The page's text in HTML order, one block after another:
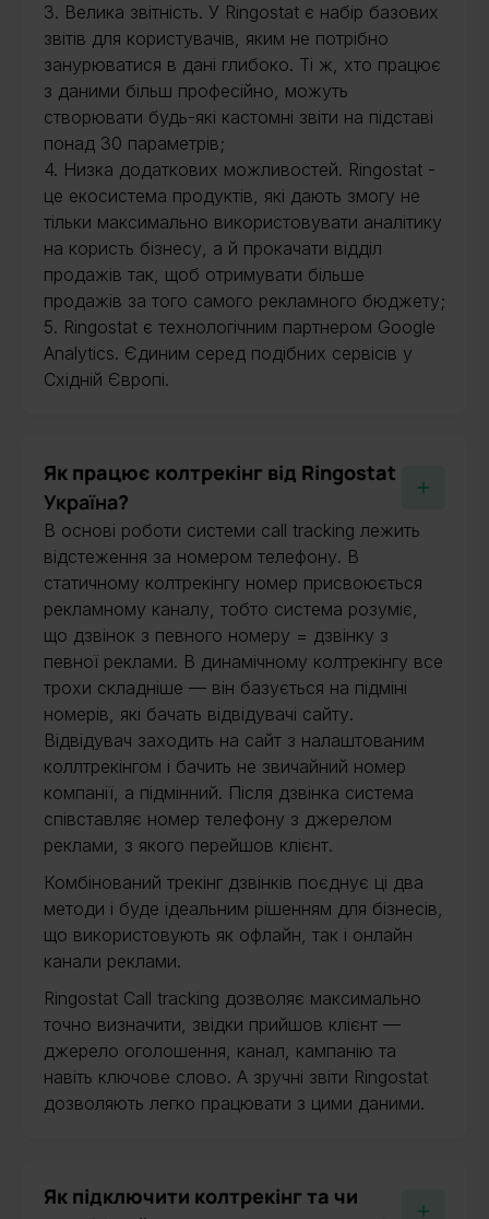
3. Велика звітність. У Ringostat є набір базових
звітів для користувачів, яким не потрібно
занурюватися в дані глибоко. Ті ж, хто працює
з даними більш професійно, можуть
створювати будь-які кастомні звіти на підставі
понад 30 параметрів;
4. Низка додаткових можливостей. Ringostat -
це екосистема продуктів, які дають змогу не
тільки максимально використовувати аналітику
на користь бізнесу, а й прокачати відділ
продажів так, щоб отримувати більше
продажів за того самого рекламного бюджету;
5. Ringostat є технологічним партнером Google
Analytics. Єдиним серед подібних сервісів у
Східній Європі.
Як працює колтрекінг від Ringostat
Україна?
В основі роботи системи call tracking лежить
відстеження за номером телефону. В
статичному колтрекінгу номер присвоюється
рекламному каналу, тобто система розуміє,
що дзвінок з певного номеру = дзвінку з
певної реклами. В динамічному колтрекінгу все
трохи складніше — він базується на підміні
номерів, які бачать відвідувачі сайту.
Відвідувач заходить на сайт з налаштованим
коллтрекінгом і бачить не звичайний номер
компанії, а підмінний. Після дзвінка система
співставляє номер телефону з джерелом
реклами, з якого перейшов клієнт.
Комбінований трекінг дзвінків поєднує ці два
методи і буде ідеальним рішенням для бізнесів,
що використовують як офлайн, так і онлайн
канали реклами.
Ringostat Call tracking дозволяє максимально
точно визначити, звідки прийшов клієнт —
джерело оголошення, канал, кампанію та
навіть ключове слово. А зручні звіти Ringostat
дозволяють легко працювати з цими даними.
Як підключити колтрекінг та чи